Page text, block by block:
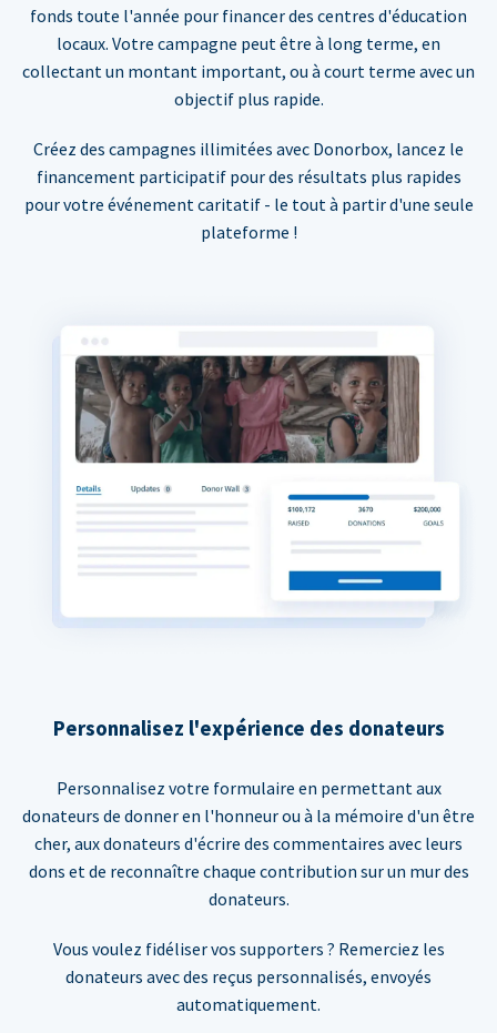
fonds toute l'année pour financer des centres d'éducation
locaux. Votre campagne peut être à long terme, en
collectant un montant important, ou à court terme avec un
objectif plus rapide.
Créez des campagnes illimitées avec Donorbox, lancez le
financement participatif pour des résultats plus rapides
pour votre événement caritatif - le tout à partir d'une seule
plateforme !
Personnalisez l'expérience des donateurs
Personnalisez votre formulaire en permettant aux
donateurs de donner en l'honneur ou à la mémoire d'un être
cher, aux donateurs d'écrire des commentaires avec leurs
dons et de reconnaître chaque contribution sur un mur des
donateurs.
Vous voulez fidéliser vos supporters ? Remerciez les
donateurs avec des reçus personnalisés, envoyés
automatiquement.